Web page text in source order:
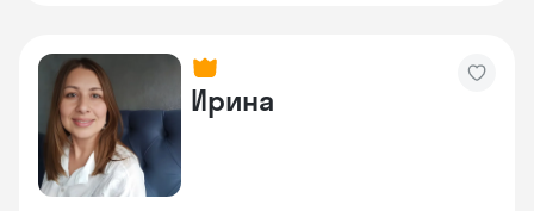
Ирина